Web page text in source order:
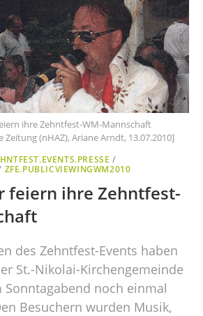
ihre Zehntfest-WM-Mannschaft
(nHAZ), Ariane Arndt, 13.07.2010]
/
ZFE.PUBLICVIEWINGWM2010
feiern ihre Zehntfest-
des Zehntfest-Events haben
St.-Nikolai-Kirchengemeinde
noch einmal
Besuchern wurden Musik,